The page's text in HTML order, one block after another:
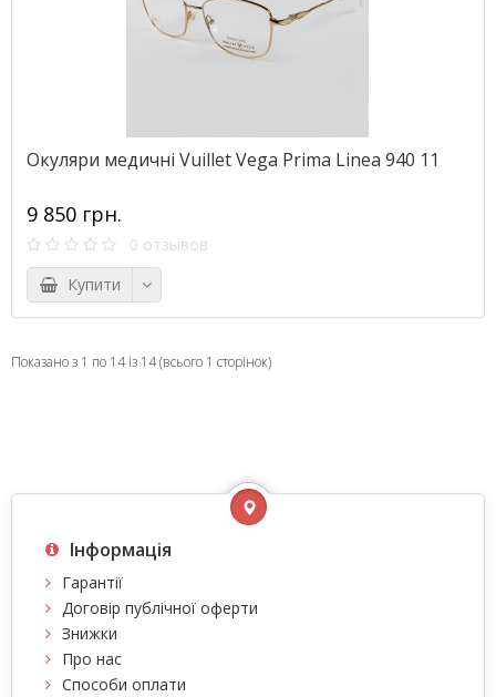
Окуляри медичні Vuillet Vega Prima Linea 940 11
9 850 грн.
0 отзывов
Купити
Показано з 1 по 14 із 14 (всього 1 сторінок)
Інформація
Гарантії
Договір публічної оферти
Знижки
Про нас
Способи оплати